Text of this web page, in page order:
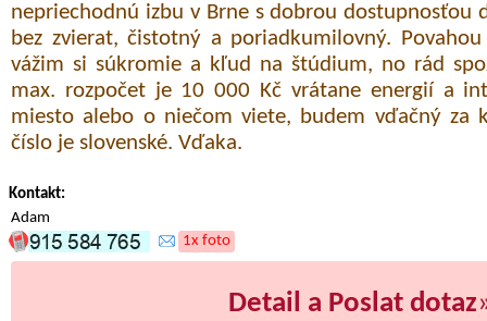
nepriechodnú izbu v Brne s dobrou dostupnosťou
bez zvierat, čistotný a poriadkumilovný.
vážim si súkromie a kľud na štúdium, no rád
max. rozpočet je 10 000 Kč vrátane energií a
miesto alebo o niečom viete, budem vďačný za
číslo je slovenské. Vďaka.
Kontakt:
Adam
1x foto
Detail a Poslat dotaz